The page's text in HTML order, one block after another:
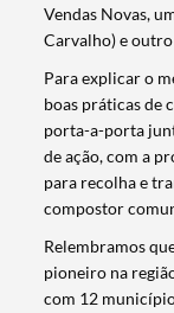
Vendas Novas,
Carvalho) e
Para explicar o
boas práticas de
porta-a-porta
de ação, com a
para recolha e
compostor
Relembramos
pioneiro na
com 12